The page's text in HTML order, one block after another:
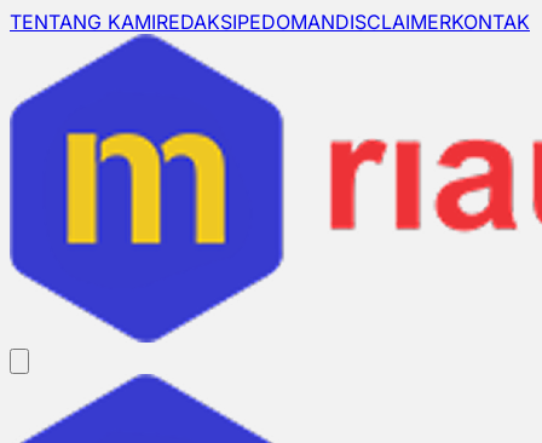
TENTANG KAMIREDAKSIPEDOMANDISCLAIMERKONTAK